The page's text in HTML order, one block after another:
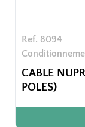
Ref. 8094
CABLE
POLES)